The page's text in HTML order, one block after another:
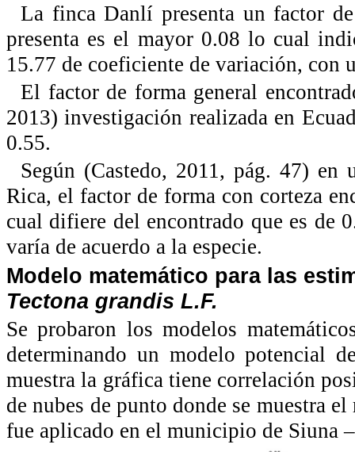
La finca Danlí presenta un factor
presenta es el mayor 0.08 lo cual
15.77 de coeficiente de variación, con
El factor de forma general
2013) investigación realizada en
0.55.
Según (Castedo, 2011, pág. 47) en
Rica, el factor de forma con corteza
cual difiere del encontrado que es de
varía de acuerdo a la especie.
Modelo matemático para las
Tectona grandis L.F.
Se probaron los modelos
determinando un modelo potencial
muestra la gráfica tiene correlación
de nubes de punto donde se muestra
fue aplicado en el municipio de Siuna